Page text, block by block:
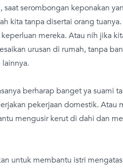
saat serombongan keponakan
kita tanpa disertai orang
mereka. Atau nih jika
urusan di rumah, tanpa
berharap banget ya suami
pekerjaan domestik. Atau
mengusir kerut di dahi dan
untuk membantu istri